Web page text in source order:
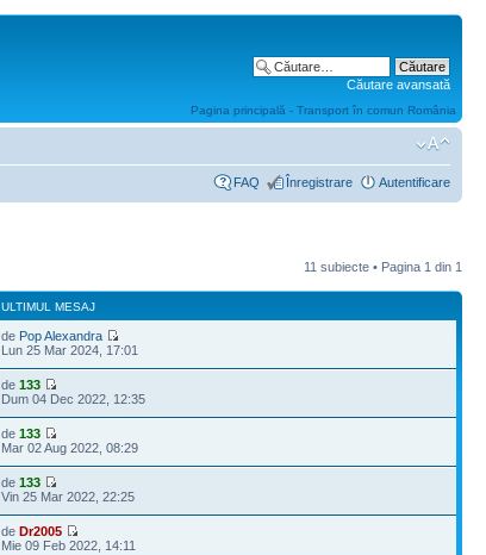
Căutare avansată
Pagina principală - Transport în comun România
FAQ Înregistrare Autentificare
11 subiecte • Pagina 1 din 1
ULTIMUL MESAJ
de Pop Alexandra
Lun 25 Mar 2024, 17:01
de133
Dum 04 Dec 2022, 12:35
de133
Mar 02 Aug 2022, 08:29
de133
Vin 25 Mar 2022, 22:25
deDr2005
Mie 09 Feb 2022, 14:11